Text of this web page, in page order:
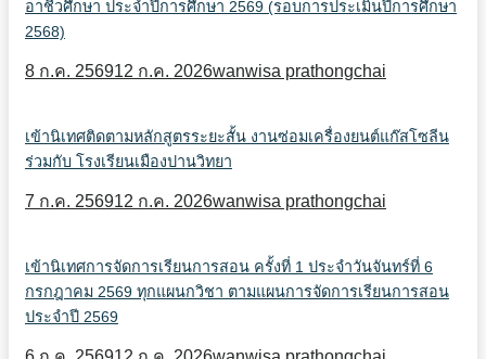
อาชีวศึกษา ประจำปีการศึกษา 2569 (รอบการประเมินปีการศึกษา
2568)
8 ก.ค. 256912 ก.ค. 2026wanwisa prathongchai
เข้านิเทศติดตามหลักสูตรระยะสั้น งานซ่อมเครื่องยนต์แก๊สโซลีน
ร่วมกับ โรงเรียนเมืองปานวิทยา
7 ก.ค. 256912 ก.ค. 2026wanwisa prathongchai
เข้านิเทศการจัดการเรียนการสอน ครั้งที่ 1 ประจำวันจันทร์ที่ 6
กรกฎาคม 2569 ทุกแผนกวิชา ตามแผนการจัดการเรียนการสอน
ประจำปี 2569